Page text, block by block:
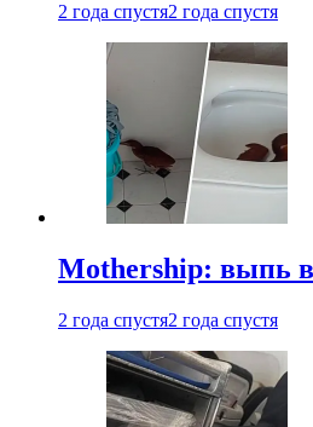
2 года спустя2 года спустя
Mothership: выпь
2 года спустя2 года спустя